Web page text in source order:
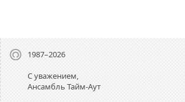
1987–2026
С уважением,
Ансамбль Тайм-Аут